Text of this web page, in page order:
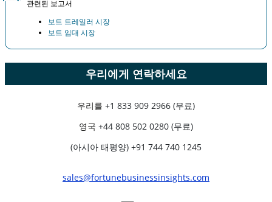
관련된 보고서
보트 트레일러 시장
보트 임대 시장
우리에게 연락하세요
우리를 +1 833 909 2966 (무료)
영국 +44 808 502 0280 (무료)
(아시아 태평양) +91 744 740 1245
sales@fortunebusinessinsights.com